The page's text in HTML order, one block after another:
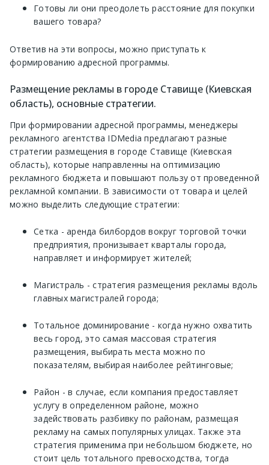
Готовы ли они преодолеть расстояние для покупки
вашего товара?
Ответив на эти вопросы, можно приступать к
формированию адресной программы.
Размещение рекламы в городе Ставище (Киевская
область), основные стратегии.
При формировании адресной программы, менеджеры
рекламного агентства IDMedia предлагают разные
стратегии размещения в городе Ставище (Киевская
область), которые направленны на оптимизацию
рекламного бюджета и повышают пользу от проведенной
рекламной компании. В зависимости от товара и целей
можно выделить следующие стратегии:
Сетка - аренда билбордов вокруг торговой точки
предприятия, пронизывает кварталы города,
направляет и информирует жителей;
Магистраль - стратегия размещения рекламы вдоль
главных магистралей города;
Тотальное доминирование - когда нужно охватить
весь город, это самая массовая стратегия
размещения, выбирать места можно по
показателям, выбирая наиболее рейтинговые;
Район - в случае, если компания предоставляет
услугу в определенном районе, можно
задействовать разбивку по районам, размещая
рекламу на самых популярных улицах. Также эта
стратегия применима при небольшом бюджете, но
стоит цель тотального превосходства, тогда